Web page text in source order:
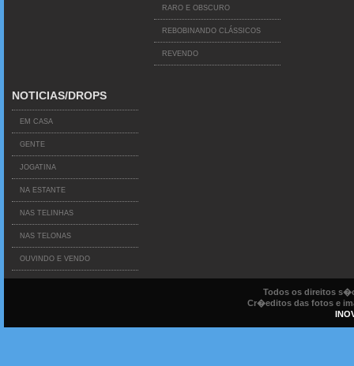
RARO E OBSCURO
REBOBINANDO CLÁSSICOS
REVENDO
NOTICIAS/DROPS
EM CASA
GENTE
JOGATINA
NA ESTANTE
NAS TELINHAS
NAS TELONAS
OUVINDO E VENDO
Todos os direitos
Cr�editos das fotos e